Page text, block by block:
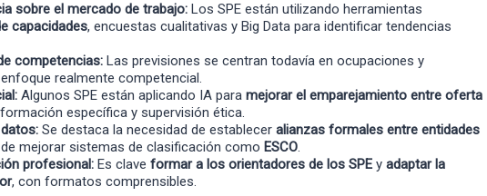
sobre el mercado de trabajo: Los SPE están utilizando herramientas
capacidades, encuestas cualitativas y Big Data para identificar tendencias
competencias: Las previsiones se centran todavía en ocupaciones y
realmente competencial.
Algunos SPE están aplicando IA para mejorar el emparejamiento entre oferta
específica y supervisión ética.
Se destaca la necesidad de establecer alianzas formales entre entidades
mejorar sistemas de clasificación como ESCO.
profesional: Es clave formar a los orientadores de los SPE y adaptar la
, con formatos comprensibles.